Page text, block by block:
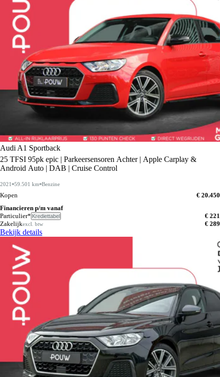
Audi A1 Sportback
25 TFSI 95pk epic | Parkeersensoren Achter | Apple Carplay &
Android Auto | DAB | Cruise Control
2021 59.501 km Benzine
Kopen
€ 20.450
Financieren p/m vanaf
Particulier* Krediettabel
€ 221
Zakelijkexcl. btw € 289
Bekijk details